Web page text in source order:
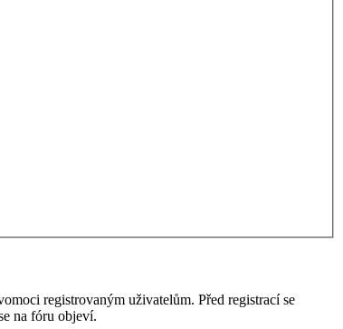
registrovaným uživatelům. Před registrací se
na fóru objeví.